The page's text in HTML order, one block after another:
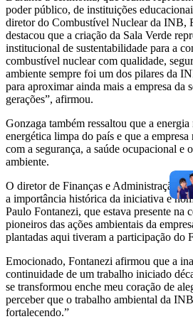
poder público, de instituições
diretor do Combustível Nuclear da INB,
destacou que a criação da Sala Verde
institucional de sustentabilidade para a
combustível nuclear com qualidade,
ambiente sempre foi um dos pilares da
para aproximar ainda mais a empresa da
gerações”, afirmou.
Gonzaga também ressaltou que a
energética limpa do país e que a
com a segurança, a saúde ocupacional e
ambiente.
O diretor de Finanças e Administração,
a importância histórica da iniciativa e
Paulo Fontanezi, que estava presente na
pioneiros das ações ambientais da
plantadas aqui tiveram a participação do
Emocionado, Fontanezi afirmou que a
continuidade de um trabalho iniciado
se transformou enche meu coração de
perceber que o trabalho ambiental da
fortalecendo.”